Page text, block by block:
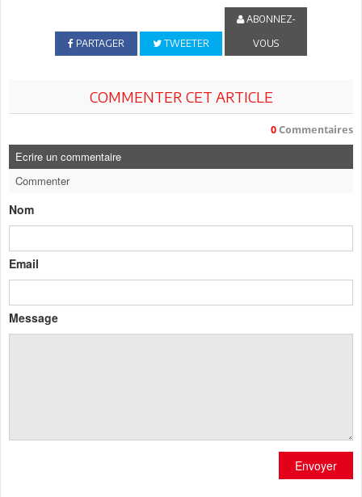
PARTAGER TWEETER
ABONNEZ-
VOUS
COMMENTER CET ARTICLE
0 Commentaires
Ecrire un commentaire
Commenter
Nom
Email
Message
Envoyer